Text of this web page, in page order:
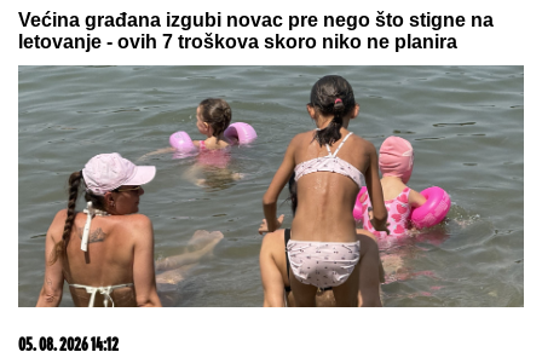
07. 08. 2026 09:17
"Ovo nije patriotizam, već mržnja": Pupovac oštro
osudio veličanje ustaštva u Kninu i ćutanje institucija
07. 08. 2026 09:14
Сазнања „Политике”: Црна Гора следећа у војном